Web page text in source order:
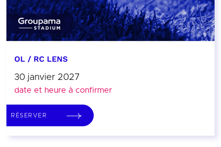
OL / RC LENS
30 janvier 2027
date et heure à confirmer
RÉSERVER